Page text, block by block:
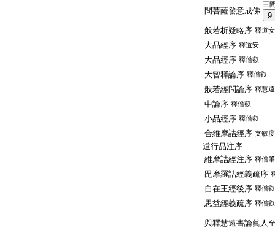
問菩薩發意成佛
王
9
般若析疑略序 釋道安
大品經序 釋道安
大品經序 釋僧叡
大智釋論序 釋僧叡
般若經問論序 釋慧遠
中論序 釋僧叡
小品經序 釋僧叡
合維摩詰經序 支敏度
道行品注序
維摩詰經注序 釋僧肇
毘摩羅詰經義疏序
自在王經後序 釋僧叡
思益經義疏序 釋僧叡
與釋慧遠書論眞人